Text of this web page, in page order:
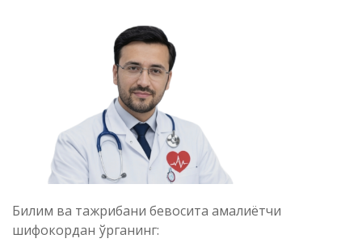
Билим ва тажрибани бевосита амалиётчи
шифокордан ўрганинг: